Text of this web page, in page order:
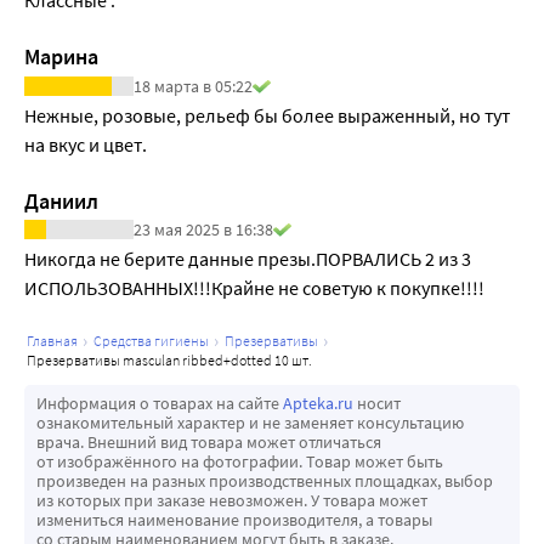
нежелательной беременности. Не используйте
повреждена. Используйте другой презерватив из не
повреждённой упаковки.
Марина
18 марта в 05:22
Нежные, розовые, рельеф бы более выраженный, но тут
на вкус и цвет.
Даниил
23 мая 2025 в 16:38
Никогда не берите данные презы.ПОРВАЛИСЬ 2 из 3
ИСПОЛЬЗОВАННЫХ!!!Крайне не советую к покупке!!!!
главная средства гигиены
презервативы
презервативы masculan ribbed+dotted 10 шт.
Информация о товарах на сайтеApteka.ru носит
ознакомительный характер и не заменяет консультацию
врача. Внешний вид товара может отличаться
от изображённого на фотографии. Товар может быть
произведен на разных производственных площадках, выбор
из которых при заказе невозможен. У товара может
измениться наименование производителя, а товары
со старым наименованием могут быть в заказе.